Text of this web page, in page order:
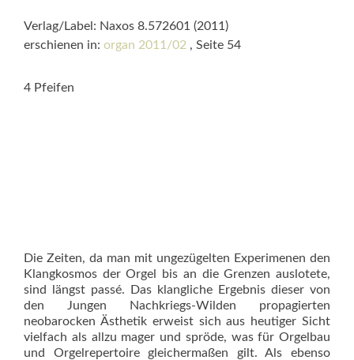
Verlag/Label: Naxos 8.572601 (2011)
erschienen in: organ 2011/02 , Seite 54
4 Pfeifen
Die Zeiten, da man mit ungezügelten Experimenen den
Klangkosmos der Orgel bis an die Grenzen auslotete,
sind längst passé. Das klangliche Ergebnis dieser von
den Jungen Nachkriegs-Wilden propagierten
neobarocken Ästhetik erweist sich aus heutiger Sicht
vielfach als allzu mager und spröde, was für Orgelbau
und Orgelrepertoire gleichermaßen gilt. Als ebenso